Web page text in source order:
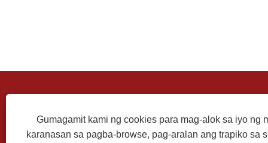
Address: Zhongchuang Industry Park,
Gumagamit kami ng cookies para mag-alok sa iyo ng
karanasan sa pagba-browse, pag-aralan ang trapiko sa